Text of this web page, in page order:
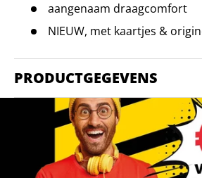
aangenaam draagcomfort
NIEUW, met kaartjes &
PRODUCTGEGEVENS